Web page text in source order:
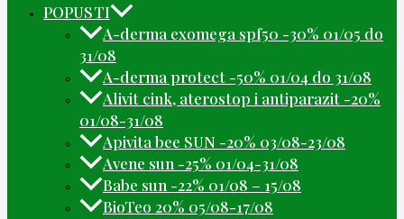
POPUSTI
A-derma exomega spf50 -30% 01/05 do
31/08
A-derma protect -50% 01/04 do 31/08
Alivit cink, aterostop i antiparazit -20%
01/08-31/08
Apivita bee SUN -20% 03/08-23/08
Avene sun -25% 01/04-31/08
Babe sun -22% 01/08 – 15/08
BioTeo 20% 05/08-17/08